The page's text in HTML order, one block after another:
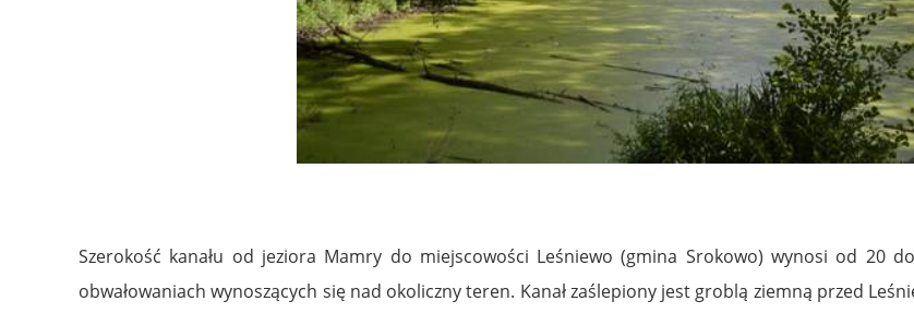
Szerokość kanału od jeziora Mamry do miejscowości Leśniewo (gmina Srokowo) wynosi od 20
obwałowaniach wynoszących się nad okoliczny teren. Kanał zaślepiony jest groblą ziemną przed